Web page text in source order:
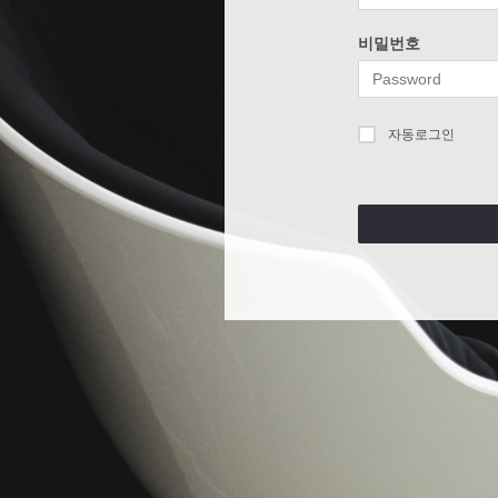
비밀번호
자동로그인